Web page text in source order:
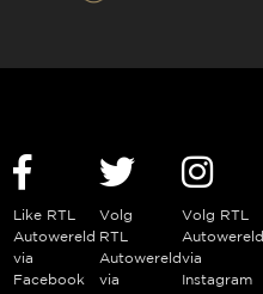
Like RTL
Autowereld
via
Facebook
Volg
RTL
Autowereld
via
Volg RTL
Autowereld
via
Instagram